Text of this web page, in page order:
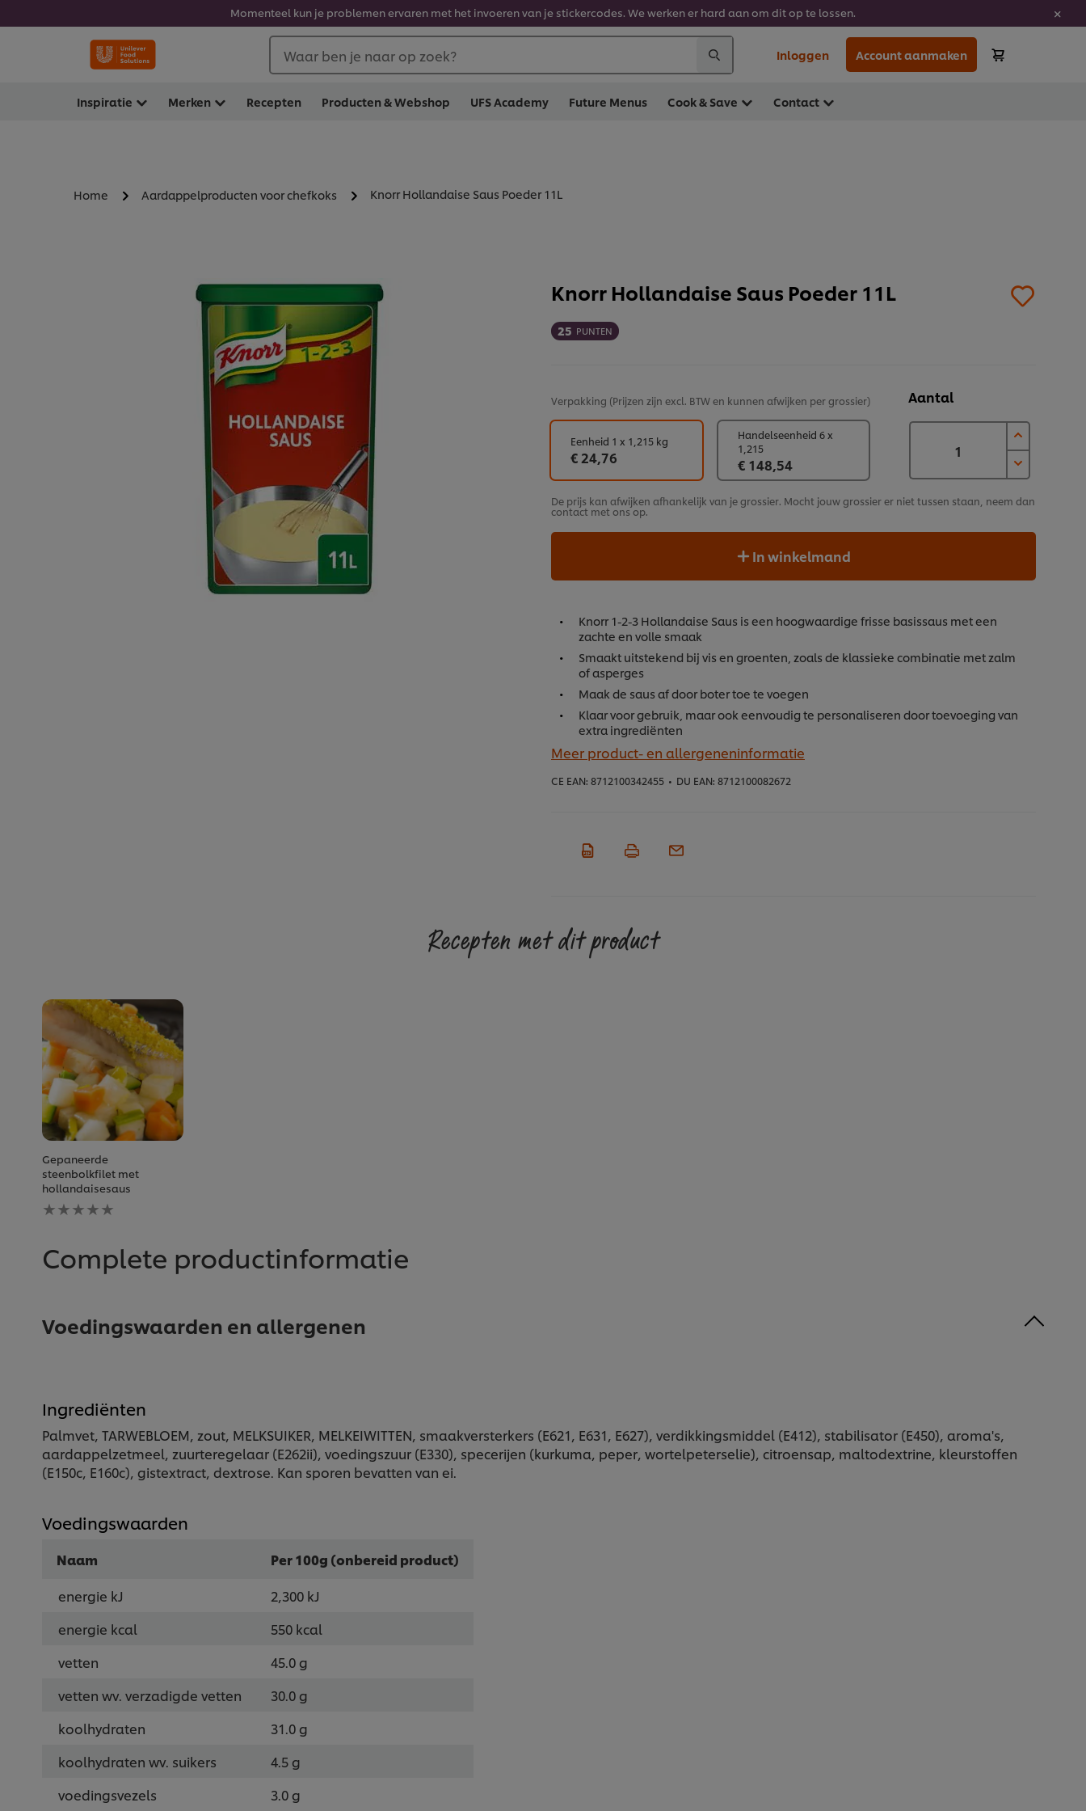
Momenteel kun je problemen ervaren met het invoeren van je stickercodes. We werken er hard aan om dit op te lossen.
Waar ben je naar op zoek? Inloggen Account aanmaken
Inspiratie Merken Recepten Producten & Webshop UFS Academy Future Menus Cook & Save Contact
Home Aardappelproducten voor chefkoks Knorr Hollandaise Saus Poeder 11L
Knorr Hollandaise Saus Poeder 11L
25 PUNTEN
Verpakking (Prijzen zijn excl. BTW en kunnen afwijken per grossier) Aantal
Eenheid 1 x 1,215 kg
€ 24,76
Handelseenheid 6 x
1,215
€ 148,54
De prijs kan afwijken afhankelijk van je grossier. Mocht jouw grossier er niet tussen staan, neem dan
contact met ons op.
In winkelmand
Knorr 1-2-3 Hollandaise Saus is een hoogwaardige frisse basissaus met een
zachte en volle smaak
Smaakt uitstekend bij vis en groenten, zoals de klassieke combinatie met zalm
of asperges
Maak de saus af door boter toe te voegen
Klaar voor gebruik, maar ook eenvoudig te personaliseren door toevoeging van
extra ingrediënten
Meer product- en allergeneninformatie
CE EAN: 8712100342455 • DU EAN: 8712100082672
Recepten met dit product
Gepaneerde
steenbolkfilet met
hollandaisesaus
Geen
beoordelingen
deze
Complete productinformatie
Voedingswaarden en allergenen
Ingrediënten
Palmvet, TARWEBLOEM, zout, MELKSUIKER, MELKEIWITTEN, smaakversterkers (E621, E631, E627), verdikkingsmiddel (E412), stabilisator (E450), aroma's,
aardappelzetmeel, zuurteregelaar (E262ii), voedingszuur (E330), specerijen (kurkuma, peper, wortelpeterselie), citroensap, maltodextrine, kleurstoffen
(E150c, E160c), gistextract, dextrose. Kan sporen bevatten van ei.
Voedingswaarden
Naam
Per 100g (onbereid product)
energie kJ
2,300 kJ
energie kcal
550 kcal
vetten
45.0 g
vetten wv. verzadigde vetten
30.0 g
koolhydraten
31.0 g
koolhydraten wv. suikers
4.5 g
voedingsvezels
3.0 g